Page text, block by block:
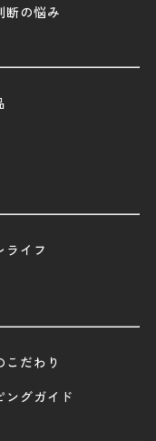
断の悩み
ライフ
こだわり
ングガイド